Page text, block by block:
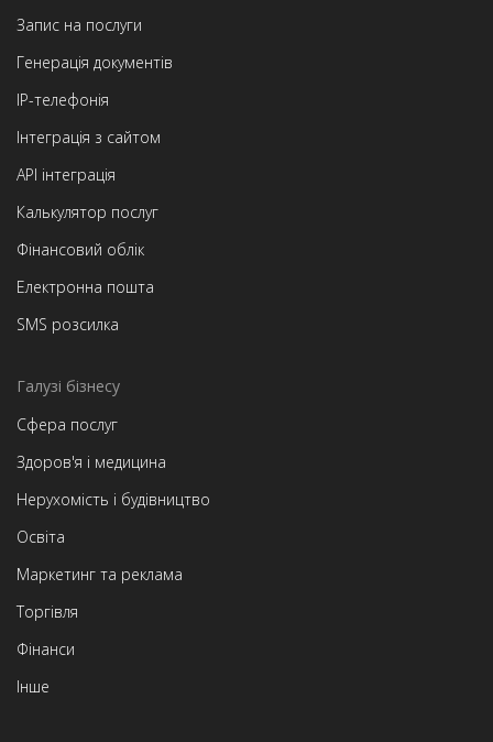
Запис на послуги
Генерація документів
IP-телефонія
Інтеграція з сайтом
API інтеграція
Калькулятор послуг
Фінансовий облік
Електронна пошта
SMS розсилка
Галузі бізнесу
Сфера послуг
Здоров'я і медицина
Нерухомість і будівництво
Освіта
Маркетинг та реклама
Торгівля
Фінанси
Інше